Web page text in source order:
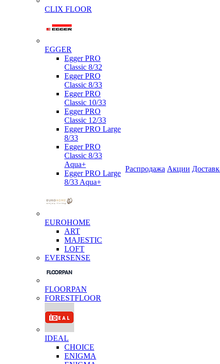
CLIX FLOOR
EGGER
Egger PRO
Classic 8/32
Egger PRO
Classic 8/33
Egger PRO
Classic 10/33
Egger PRO
Classic 12/33
Egger PRO Large
8/33
Egger PRO
Classic 8/33
Aqua+
Egger PRO Large
8/33 Aqua+
EUROHOME
ART
MAJESTIC
LOFT
EVERSENSE
FLOORPAN
FORESTFLOOR
IDEAL
CHOICE
ENIGMA
Распродажа Акции